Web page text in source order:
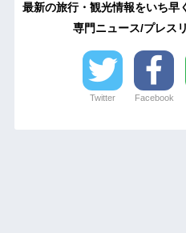
最新の旅行・観光情報をいち早
専門ニュース/プレス
Twitter Facebook